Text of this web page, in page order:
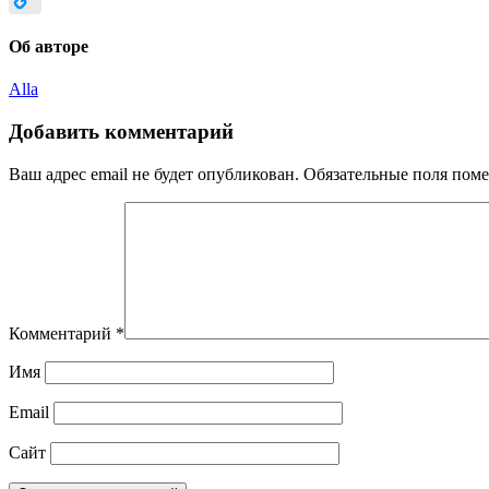
Об авторе
Alla
Добавить комментарий
Ваш адрес email не будет опубликован. Обязательные поля
Комментарий *
Имя
Email
Сайт